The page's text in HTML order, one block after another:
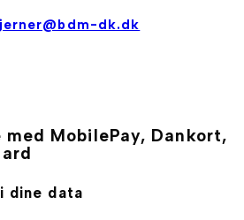
dk.dk
MobilePay, Dankort,
dine data